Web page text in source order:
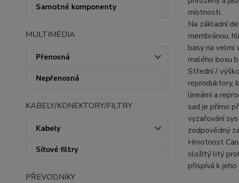
Samotné komponenty
MULTIMÉDIA
Přenosná
Nepřenosná
KABELY/KONEKTORY/FILTRY
Kabely
Síťové filtry
PŘEVODNÍKY
místnosti.
Na základní
membránou,
basy na velmi
malého boxu
Střední /
reproduktory,
lineární a
sad je přímo
vyzařování
zodpovědný
Hmotnost
složitý litý
přispívá k